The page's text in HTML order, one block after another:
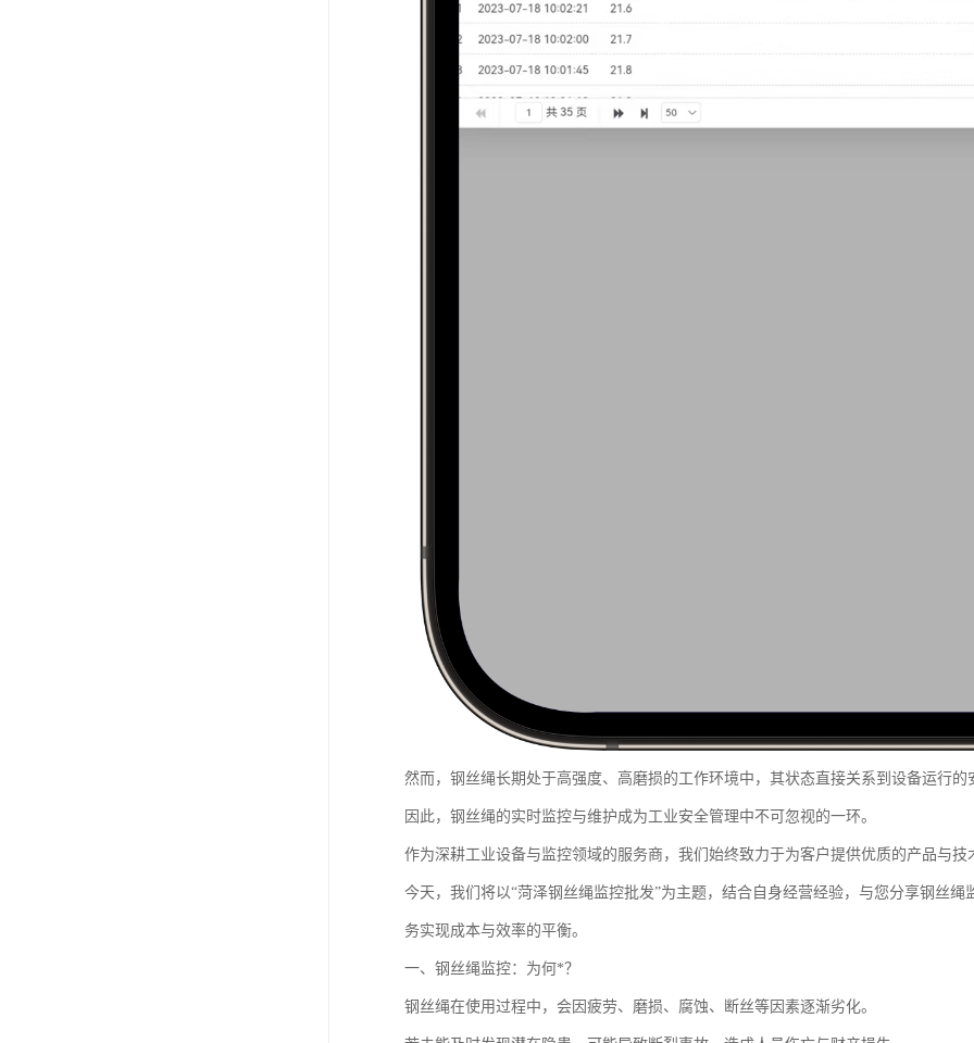
然而，钢丝绳长期处于高强度、高磨损的工作环境中，其状态直接关系到设备运行的
因此，钢丝绳的实时监控与维护成为工业安全管理中不可忽视的一环。
作为深耕工业设备与监控领域的服务商，我们始终致力于为客户提供优质的产品与技
今天，我们将以“菏泽钢丝绳监控批发”为主题，结合自身经营经验，与您分享钢丝
务实现成本与效率的平衡。
一、钢丝绳监控：为何*？
钢丝绳在使用过程中，会因疲劳、磨损、腐蚀、断丝等因素逐渐劣化。